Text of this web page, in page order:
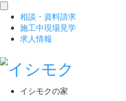
toggle
navigation
相談 ・ 資料請求
施工中現場見学
求人情報
イシモクの家